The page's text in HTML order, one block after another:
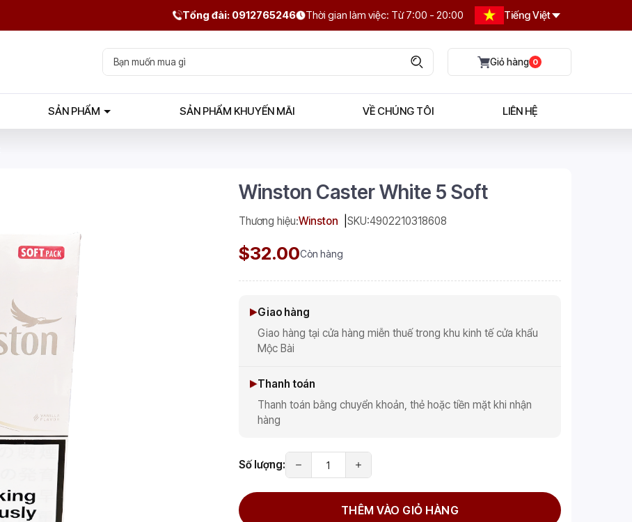
Tổng đài: 0912765246 Thời gian làm việc: Từ 7:00 - 20:00 Tiếng Việt
0
SẢN PHẨM SẢN PHẨM KHUYẾN MÃI VỀ CHÚNG TÔI LIÊN HỆ
Winston Caster White 5 Soft
Thương hiệu:Winston SKU:4902210318608
$32.00Còn hàng
Giao hàng
Giao hàng tại cửa hàng miễn thuế trong khu kinh tế cửa khẩu
Mộc Bài
Thanh toán
Thanh toán bằng chuyển khoản, thẻ hoặc tiền mặt khi nhận
hàng
Số lượng:
THÊM VÀO GIỎ HÀNG